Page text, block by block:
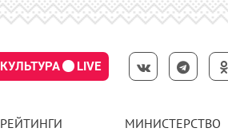
КУЛЬТУРА LIVE
РЕЙТИНГИ МИНИСТЕРСТВО